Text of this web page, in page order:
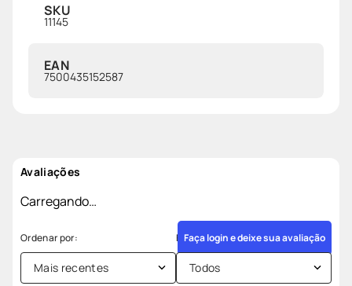
SKU
11145
EAN
7500435152587
Avaliações
Carregando…
Faça login e deixe sua avaliação
Mais recentes Todos